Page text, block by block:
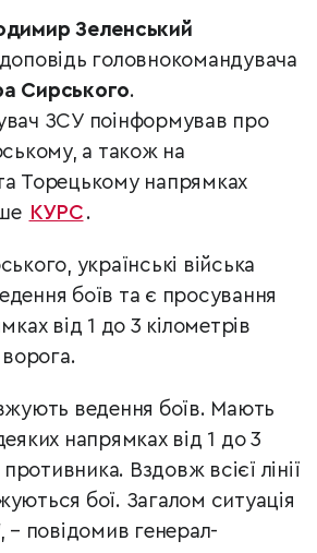
Зеленський
головнокомандувача
Сирського.
ЗСУ поінформував про
а також на
Торецькому напрямках
КУРС .
українські війська
боїв та є просування
від 1 до 3 кілометрів
ворога.
ведення боїв. Мають
напрямках від 1 до 3
противника. Вздовж всієї лінії
бої. Загалом ситуація
– повідомив генерал-